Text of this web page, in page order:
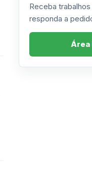
Receba
responda a
Área